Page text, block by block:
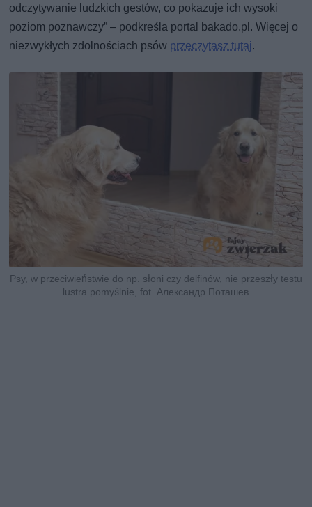
odczytywanie ludzkich gestów, co pokazuje ich wysoki
poziom poznawczy” – podkreśla portal bakado.pl. Więcej o
niezwykłych zdolnościach psów przeczytasz tutaj.
Psy, w przeciwieństwie do np. słoni czy delfinów, nie przeszły testu
lustra pomyślnie, fot. Александр Поташев